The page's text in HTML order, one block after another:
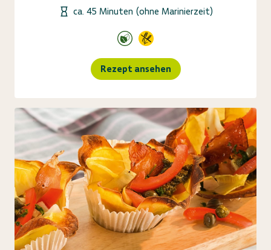
ca. 45 Minuten (ohne Marinierzeit)
Rezept ansehen